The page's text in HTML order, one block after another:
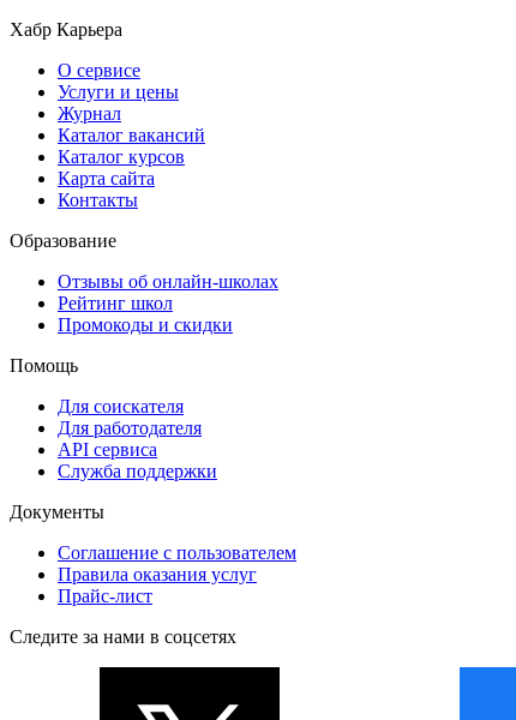
Хабр Карьера
О сервисе
Услуги и цены
Журнал
Каталог вакансий
Каталог курсов
Карта сайта
Контакты
Образование
Отзывы об онлайн-школах
Рейтинг школ
Промокоды и скидки
Помощь
Для соискателя
Для работодателя
API сервиса
Служба поддержки
Документы
Соглашение с пользователем
Правила оказания услуг
Прайс-лист
Следите за нами в соцсетях